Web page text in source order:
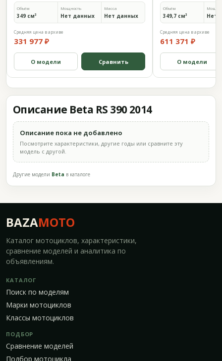
Объём
349 см³
Мощность
Нет данных
Масса
Нет данных
Средняя цена в архиве
331 977 ₽
О модели Сравнить
Объём
349,7 см³ Нет
Средняя цена в архиве
611 371 ₽
О модели
Описание Beta RS 390 2014
Описание пока не добавлено
Посмотрите характеристики, другие годы или сравните эту
модель с другой.
Другие модели Beta в каталоге
BAZAMOTO
Каталог мотоциклов, характеристики,
сравнение моделей и аналитика по
объявлениям.
КАТАЛОГ
Поиск по моделям
Марки мотоциклов
Классы мотоциклов
ПОДБОР
Сравнение моделей
Подбор мотоцикла